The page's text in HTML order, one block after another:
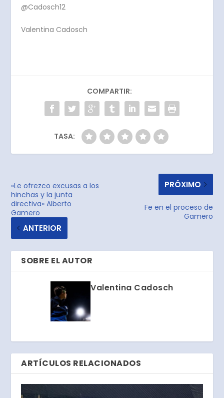
@Cadosch12
Valentina Cadosch
COMPARTIR:
TASA:
«Le ofrezco excusas a los
hinchas y la junta
directiva» Alberto
Gamero
ANTERIOR
PRÓXIMO
Fe en el proceso de
Gamero
SOBRE EL AUTOR
Valentina Cadosch
ARTÍCULOS RELACIONADOS